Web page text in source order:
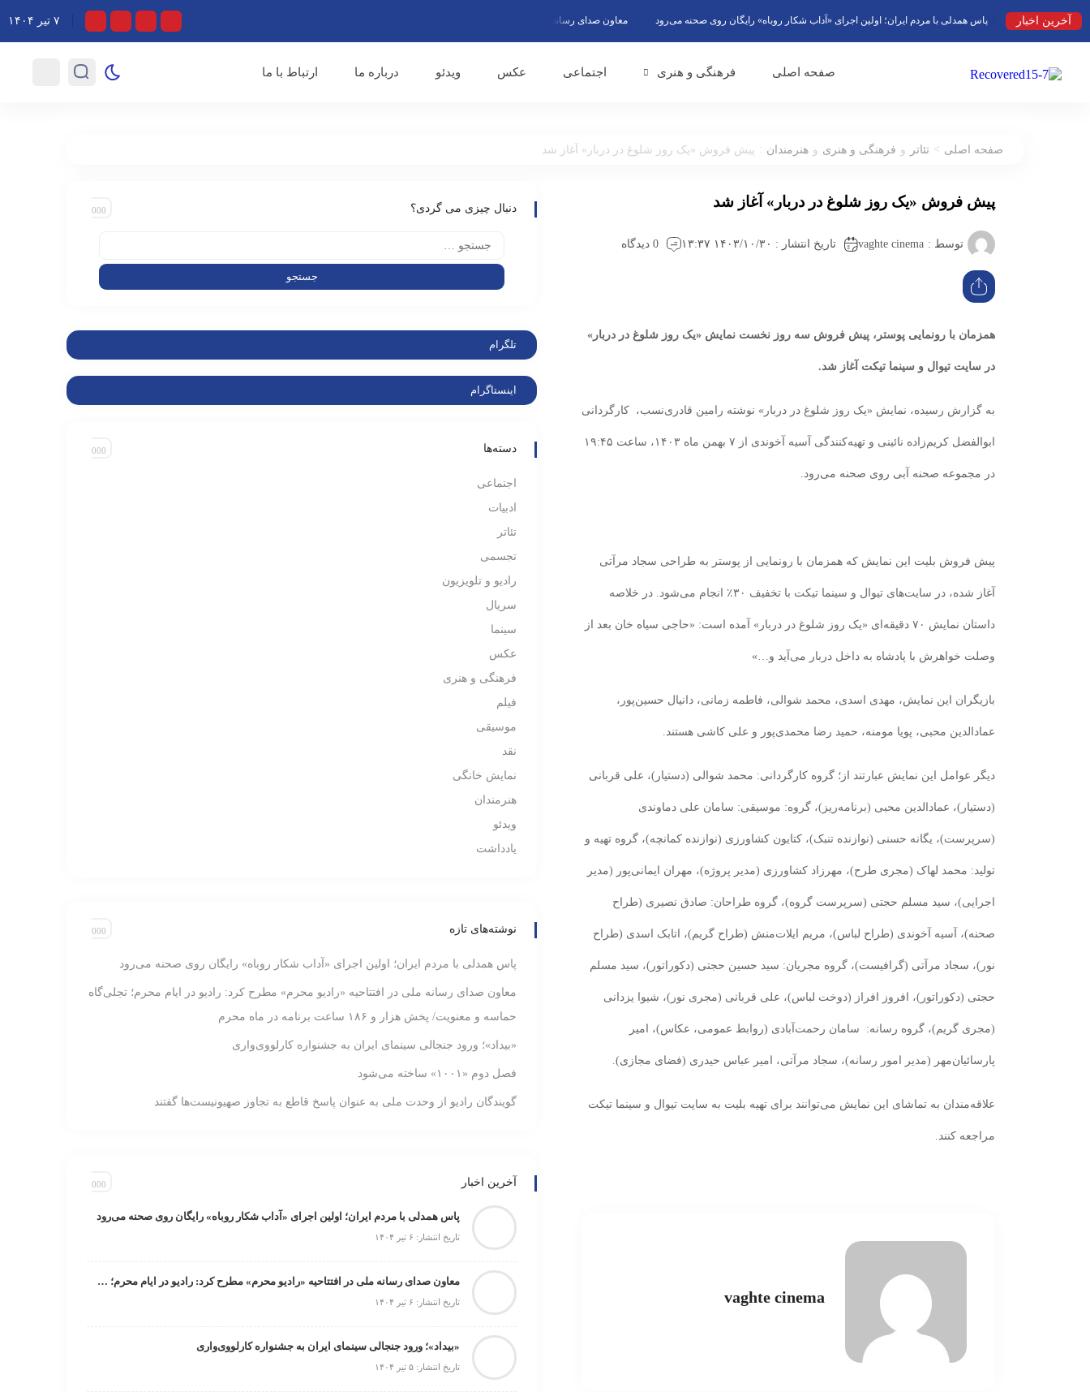
آخرین اخبار پاس همدلی با مردم ایران؛ اولین اجرای «آداب شکار روباه» رایگان روی صحنه می‌رود معاون صدای رسانه ملی در افتتاحیه «رادیو محرم» مطرح کرد: رادیو در ایام محرم‌؛ تجلی‌گاه حماسه و معنویت/ پخش هزار و ۱۸۶ ساعت برنامه در ماه محرم ۷ تیر ۱۴۰۴
صفحه اصلی فرهنگی و هنری اجتماعی عکس ویدئو درباره ما ارتباط با ما
صفحه اصلی > تئاتر و فرهنگی و هنری و هنرمندان : پیش فروش «یک روز شلوغ در دربار» آغاز شد
پیش فروش «یک روز شلوغ در دربار» آغاز شد
توسط : vaghte cinema تاریخ انتشار : ۱۴۰۳/۱۰/۳۰ ۱۳:۳۷ 0 دیدگاه
همزمان با رونمایی پوستر، پیش فروش سه روز نخست نمایش «یک روز شلوغ در دربار»
در سایت تیوال و سینما تیکت آغاز شد.
به گزارش رسیده، نمایش «یک روز شلوغ در دربار» نوشته رامین قادری‌نسب، کارگردانی
ابوالفضل کریم‌زاده نائینی و تهیه‌کنندگی آسیه آخوندی از ۷ بهمن ماه ۱۴۰۳، ساعت ۱۹:۴۵
در مجموعه صحنه آبی روی صحنه می‌رود.
پیش فروش بلیت این نمایش که همزمان با رونمایی از پوستر به طراحی سجاد مرآتی
آغاز شده، در سایت‌های تیوال و سینما تیکت با تخفیف ۳۰٪ انجام می‌شود. در خلاصه
داستان نمایش ۷۰ دقیقه‌ای «یک روز شلوغ در دربار» آمده است: «حاجی سیاه خان بعد از
وصلت خواهرش با پادشاه به داخل دربار می‌آید و…»
بازیگران این نمایش، مهدی اسدی، محمد شوالی، فاطمه زمانی، دانیال حسین‌پور،
عمادالدین محبی، پویا مومنه، حمید رضا محمدی‌پور و علی کاشی هستند.
دیگر عوامل این نمایش عبارتند از؛ گروه کارگردانی: محمد شوالی (دستیار)، علی قربانی
(دستیار)، عمادالدین محبی (برنامه‌ریز)، گروه: موسیقی: سامان علی دماوندی
(سرپرست)، یگانه حسنی (نوازنده تنبک)، کتایون کشاورزی (نوازنده کمانچه)، گروه تهیه و
تولید: محمد لهاک (مجری طرح)، مهرزاد کشاورزی (مدیر پروژه)، مهران ایمانی‌پور (مدیر
اجرایی)، سید مسلم حجتی (سرپرست گروه)، گروه طراحان: صادق نصیری (طراح
صحنه)، آسیه آخوندی (طراح لباس)، مریم ایلات‌منش (طراح گریم)، اتابک اسدی (طراح
نور)، سجاد مرآتی (گرافیست)، گروه مجریان: سید حسین حجتی (دکوراتور)، سید مسلم
حجتی (دکوراتور)، افروز افراز (دوخت لباس)، علی قربانی (مجری نور)، شیوا یزدانی
(مجری گریم)، گروه رسانه: سامان رحمت‌آبادی (روابط عمومی، عکاس)، امیر
پارسائیان‌مهر (مدیر امور رسانه)، سجاد مرآتی، امیر عباس حیدری (فضای مجازی).
علاقه‌مندان به تماشای این نمایش می‌توانند برای تهیه بلیت به سایت تیوال و سینما تیکت
مراجعه کنند.
vaghte cinema
دنبال چیزی می گردی؟
تلگرام
اینستاگرام
دسته‌ها
اجتماعی
ادبیات
تئاتر
تجسمی
رادیو و تلویزیون
سریال
سینما
عکس
فرهنگی و هنری
فیلم
موسیقی
نقد
نمایش خانگی
هنرمندان
ویدئو
یادداشت
نوشته‌های تازه
پاس همدلی با مردم ایران؛ اولین اجرای «آداب شکار روباه» رایگان روی صحنه می‌رود
معاون صدای رسانه ملی در افتتاحیه «رادیو محرم» مطرح کرد: رادیو در ایام محرم‌؛ تجلی‌گاه
حماسه و معنویت/ پخش هزار و ۱۸۶ ساعت برنامه در ماه محرم
«بیداد»؛ ورود جنجالی سینمای ایران به جشنواره کارلووی‌واری
فصل دوم «۱۰۰۱» ساخته می‌شود
گویندگان رادیو از وحدت ملی به عنوان پاسخ قاطع به تجاوز صهیونیست‌ها گفتند
آخرین اخبار
پاس همدلی با مردم ایران؛ اولین اجرای «آداب شکار روباه» رایگان روی صحنه می‌رود
تاریخ انتشار: ۶ تیر ۱۴۰۴
معاون صدای رسانه ملی در افتتاحیه «رادیو محرم» مطرح کرد: رادیو در ایام محرم‌؛ تجلی‌گاه حماسه و معنویت/ پخش هزار و ۱۸۶ ساعت برنامه در ماه محرم
تاریخ انتشار: ۶ تیر ۱۴۰۴
«بیداد»؛ ورود جنجالی سینمای ایران به جشنواره کارلووی‌واری
تاریخ انتشار: ۵ تیر ۱۴۰۴